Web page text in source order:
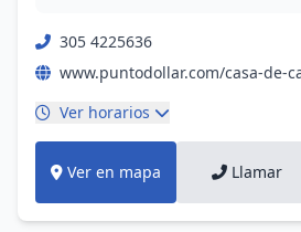
305 4225636
www.puntodollar.com/casa-de-
Ver horarios
Ver en mapa Llamar